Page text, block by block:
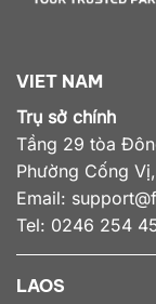
VIET NAM
Trụ sở chính
Tầng 29 tòa
Phường Cống
Email:
Tel: 0246 254
LAOS